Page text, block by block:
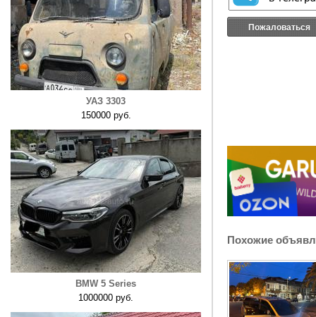
УАЗ 3303
150000 руб.
BMW 5 Series
1000000 руб.
Пожаловаться
Похожие